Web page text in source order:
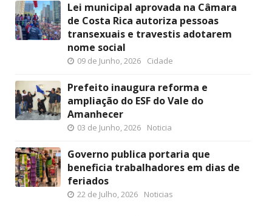
Lei municipal aprovada na Câmara
de Costa Rica autoriza pessoas
transexuais e travestis adotarem
nome social
09 de Junho, 2026 Cidade
Prefeito inaugura reforma e
ampliação do ESF do Vale do
Amanhecer
03 de Junho, 2026 Noticia
Governo publica portaria que
beneficia trabalhadores em dias de
feriados
22 de Julho, 2026 Noticias